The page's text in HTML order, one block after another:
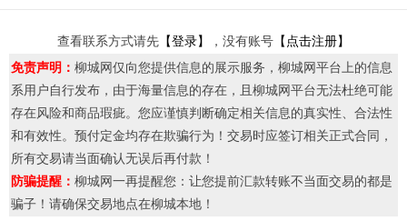
查看联系方式请先 【登录】 ，没有账号 【点击注册】
免责声明： 柳城网仅向您提供信息的展示服务，柳城网平台上的信息
系用户自行发布，由于海量信息的存在，且柳城网平台无法杜绝可能
存在风险和商品瑕疵。您应谨慎判断确定相关信息的真实性、合法性
和有效性。预付定金均存在欺骗行为！交易时应签订相关正式合同，
所有交易请当面确认无误后再付款！
防骗提醒： 柳城网一再提醒您：让您提前汇款转账不当面交易的都是
骗子！请确保交易地点在柳城本地！